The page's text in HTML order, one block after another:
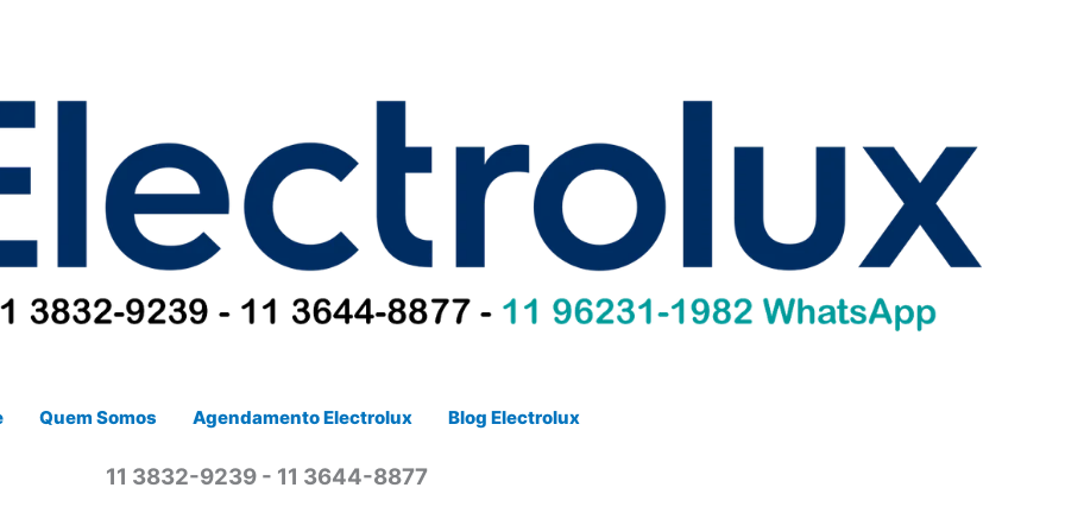
Quem Somos Agendamento Electrolux Blog Electrolux
11 3832-9239 - 11 3644-8877